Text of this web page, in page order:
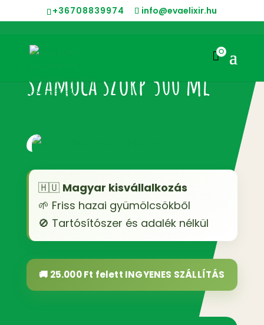
+36708839974 info@evaelixir.hu
0
Szamóca szörp 500 ml
🇭🇺 Magyar kisvállalkozás
🌱 Friss hazai gyümölcsökből
🚫 Tartósítószer és adalék nélkül
🚚 25.000 Ft felett INGYENES SZÁLLÍTÁS